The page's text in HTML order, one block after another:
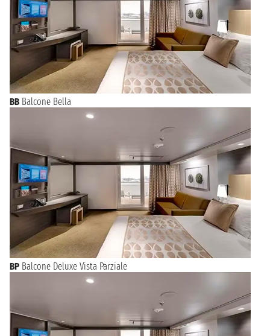
BB Balcone Bella
BP Balcone Deluxe Vista Parziale